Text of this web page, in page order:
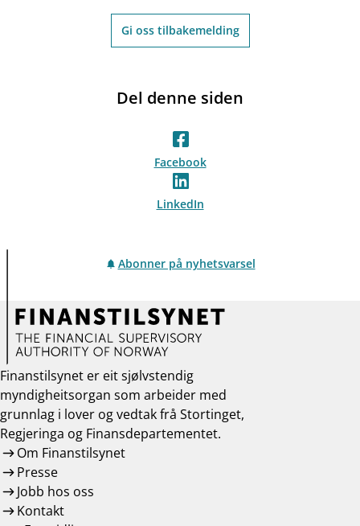
Gi oss tilbakemelding
Del denne siden
Facebook
LinkedIn
Abonner på nyhetsvarsel
Finanstilsynet er eit sjølvstendig
myndigheitsorgan som arbeider med
grunnlag i lover og vedtak frå Stortinget,
Regjeringa og Finansdepartementet.
Om Finanstilsynet
Presse
Jobb hos oss
Kontakt